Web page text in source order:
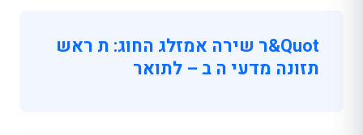
Quot&ר שירה אמזלג החוג: ת ראש
תזונה מדעי ה ב – לתואר